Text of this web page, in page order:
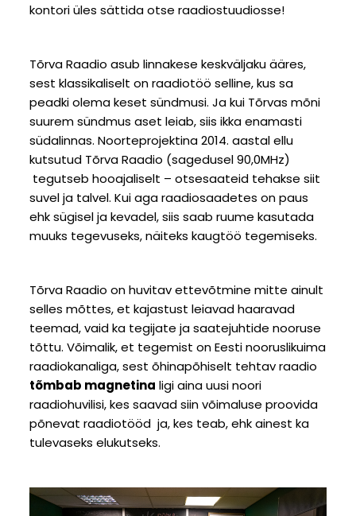
kontori üles sättida otse raadiostuudiosse!
Tõrva Raadio asub linnakese keskväljaku ääres,
sest klassikaliselt on raadiotöö selline, kus sa
peadki olema keset sündmusi. Ja kui Tõrvas mõni
suurem sündmus aset leiab, siis ikka enamasti
südalinnas. Noorteprojektina 2014. aastal ellu
kutsutud Tõrva Raadio (sagedusel 90,0MHz)
tegutseb hooajaliselt – otsesaateid tehakse siit
suvel ja talvel. Kui aga raadiosaadetes on paus
ehk sügisel ja kevadel, siis saab ruume kasutada
muuks tegevuseks, näiteks kaugtöö tegemiseks.
Tõrva Raadio on huvitav ettevõtmine mitte ainult
selles mõttes, et kajastust leiavad haaravad
teemad, vaid ka tegijate ja saatejuhtide nooruse
tõttu. Võimalik, et tegemist on Eesti nooruslikuima
raadiokanaliga, sest õhinapõhiselt tehtav raadio
tõmbab magnetina ligi aina uusi noori
raadiohuvilisi, kes saavad siin võimaluse proovida
põnevat raadiotööd ja, kes teab, ehk ainest ka
tulevaseks elukutseks.